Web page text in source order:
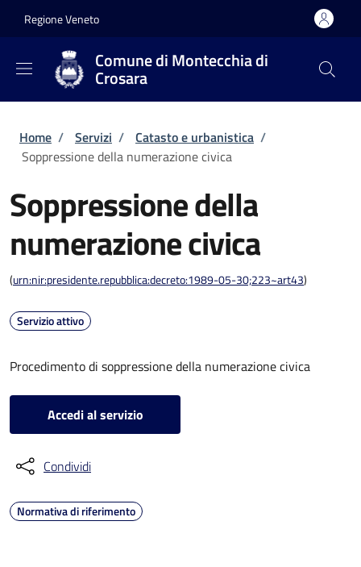
Regione Veneto
Comune di Montecchia di
Crosara
Briciole di pane
Home / Servizi / Catasto e urbanistica /
Soppressione della numerazione civica
Soppressione della
numerazione civica
(urn:nir:presidente.repubblica:decreto:1989-05-30;223~art43)
Servizio attivo
Procedimento di soppressione della numerazione civica
Accedi al servizio
Condividi
Normativa di riferimento